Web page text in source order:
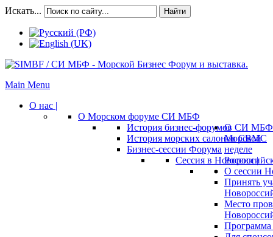
Искать... Найти
Main Menu
О нас |
О Морском форуме СИ МБФ
История бизнес-форумов СИ МБФ
История морских салонов СВМС
Бизнес-сессии Форума
Сессия в
О сессии
Принять
Место
Программа
О
Морской
неделе
России |